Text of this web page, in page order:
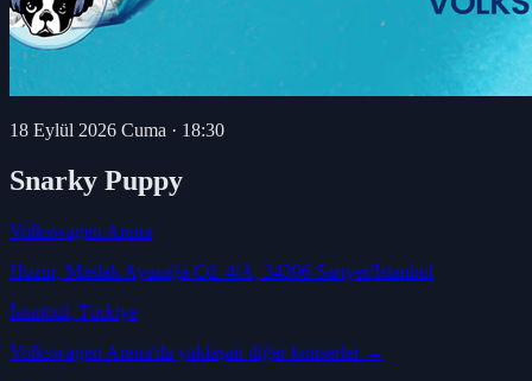
18 Eylül 2026 Cuma · 18:30
Snarky Puppy
Volkswagen Arena
Huzur, Maslak Ayazağa Cd. 4/A, 34396 Sarıyer/İstanbul
İstanbul, Türkiye
Volkswagen Arena'da yaklaşan diğer konserler →